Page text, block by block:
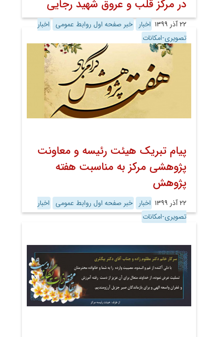
در مرکز قلب و عروق شهید رجایی
۲۲ آذر ۱۳۹۹ اخبار خبر صفحه اول روابط عمومی اخبار
تصویری-امکانات
پیام تبریک هیئت رئیسه و معاونت
پژوهشی مرکز به مناسبت هفته
پژوهش
۲۲ آذر ۱۳۹۹ اخبار خبر صفحه اول روابط عمومی اخبار
تصویری-امکانات